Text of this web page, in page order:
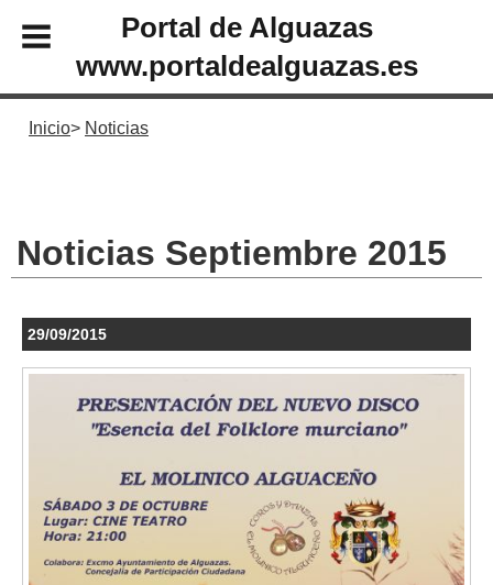
Portal de Alguazas
www.portaldealguazas.es
Inicio Noticias
Noticias Septiembre 2015
29/09/2015